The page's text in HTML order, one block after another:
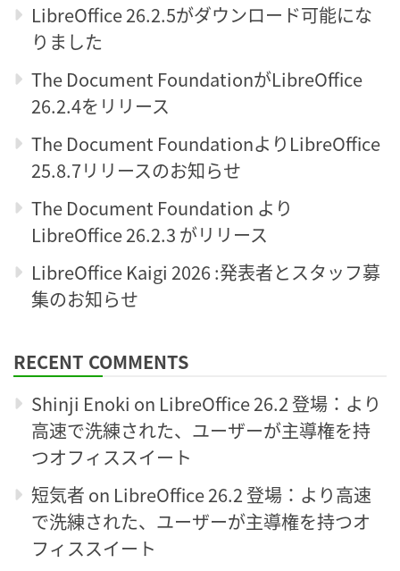
LibreOffice 26.2.5がダウンロード可能にな
りました
The Document FoundationがLibreOffice
26.2.4をリリース
The Document FoundationよりLibreOffice
25.8.7リリースのお知らせ
The Document Foundation より
LibreOffice 26.2.3 がリリース
LibreOffice Kaigi 2026 :発表者とスタッフ募
集のお知らせ
RECENT COMMENTS
Shinji Enoki on LibreOffice 26.2 登場：より
高速で洗練された、ユーザーが主導権を持
つオフィススイート
短気者 on LibreOffice 26.2 登場：より高速
で洗練された、ユーザーが主導権を持つオ
フィススイート